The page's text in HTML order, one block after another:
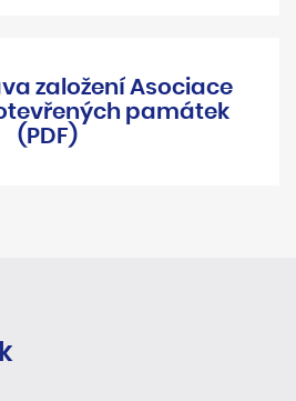
založení Asociace
památek
(PDF)